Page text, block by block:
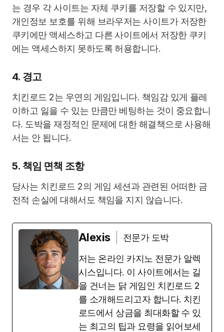
는 경우 각 사이트는 자체 쿠키를 저장할 수 있지만,
개인정보 보호를 위해 브라우저는 사이트가 저장한
쿠키에만 액세스하고 다른 사이트에서 저장한 쿠키
에는 액세스하지 못하도록 허용합니다.
4. 경고
치킨로드 2는 우연의 게임입니다. 책임감 있게 플레
이하고 잃을 수 있는 만큼만 베팅하는 것이 중요합니
다. 도박을 재정적인 문제에 대한 해결책으로 사용해
서는 안 됩니다.
5. 책임 면책 조항
당사는 치킨로드 2의 게임 세션과 관련된 어떠한 금
전적 손실에 대해서도 책임을 지지 않습니다.
Alexis
전문가 도박
저는 온라인 카지노 전문가 알렉
시스입니다. 이 사이트에서는 길
을 건너는 닭 게임인 치킨로드 2
를 소개해드리고자 합니다. 치킨
로드에서 상금을 최대화할 수 있
는 최고의 팁과 요령을 읽어보세